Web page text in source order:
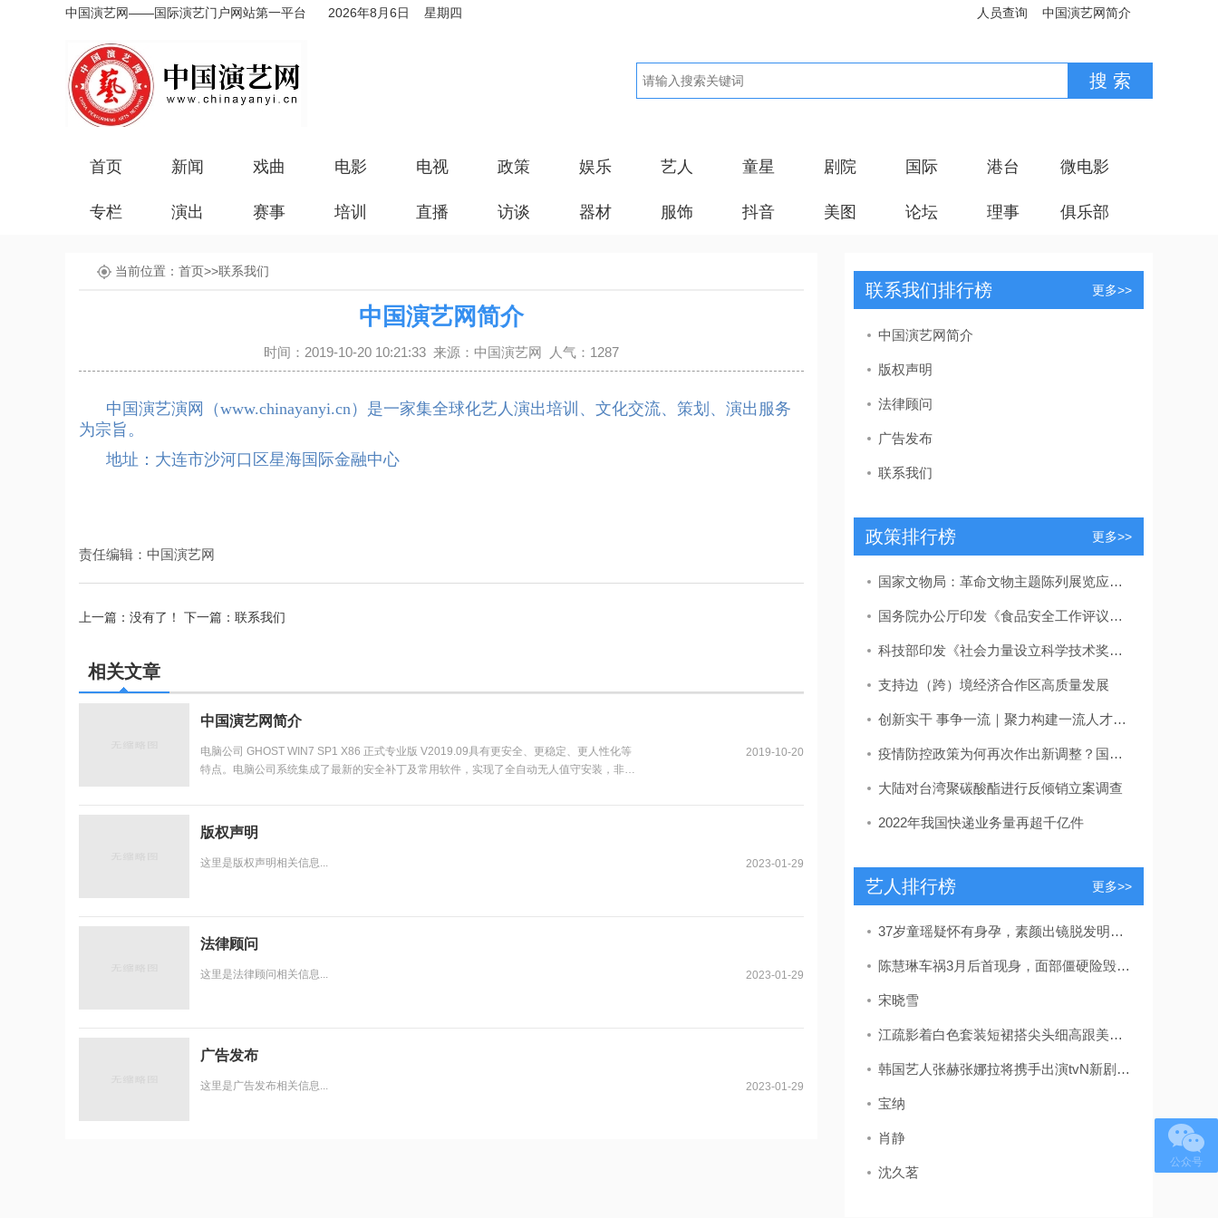
中国演艺网——国际演艺门户网站第一平台 2026年8月6日 星期四 人员查询 中国演艺网简介
首页 新闻 戏曲 电影 电视 政策 娱乐 艺人 童星 剧院 国际 港台 微电影
专栏 演出 赛事 培训 直播 访谈 器材 服饰 抖音 美图 论坛 理事 俱乐部
当前位置： 首页>>联系我们
中国演艺网简介
时间：2019-10-20 10:21:33 来源：中国演艺网 人气：1287
中国演艺演网（www.chinayanyi.cn）是一家集全球化艺人演出培训、文化交流、策划、演出服务
为宗旨。
地址：大连市沙河口区星海国际金融中心
责任编辑：中国演艺网
上一篇：没有了！ 下一篇： 联系我们
相关文章
中国演艺网简介
电脑公司 GHOST WIN7 SP1 X86 正式专业版 V2019.09具有更安全、更稳定、更人性化等
特点。电脑公司系统集成了最新的安全补丁及常用软件，实现了全自动无人值守安装，非常
2019-10-20
版权声明
这里是版权声明相关信息... 2023-01-29
法律顾问
这里是法律顾问相关信息... 2023-01-29
广告发布
这里是广告发布相关信息... 2023-01-29
联系我们排行榜 更多>>
中国演艺网简介
版权声明
法律顾问
广告发布
联系我们
政策排行榜 更多>>
国家文物局：革命文物主题陈列展览应力戒“主题模糊”“千馆一面”
国务院办公厅印发《食品安全工作评议考核办法》
科技部印发《社会力量设立科学技术奖管理办法》
支持边（跨）境经济合作区高质量发展
创新实干 事争一流｜聚力构建一流人才发展体系！东营区发布教育、卫生、吕剧人才新政策
疫情防控政策为何再次作出新调整？国家卫健委回应
大陆对台湾聚碳酸酯进行反倾销立案调查
2022年我国快递业务量再超千亿件
艺人排行榜 更多>>
37岁童瑶疑怀有身孕，素颜出镜脱发明显，放宝宝安全座椅孕味十足
陈慧琳车祸3月后首现身，面部僵硬险毁容，留疤自曝未找整容医生
宋晓雪
江疏影着白色套装短裙搭尖头细高跟美的独特网友：被长腿折服
韩国艺人张赫张娜拉将携手出演tvN新剧《family》
宝纳
肖静
沈久茗
公众号